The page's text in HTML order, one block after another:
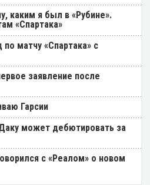
каким я был в «Рубине».
«Спартака»
матчу «Спартака» с
заявление после
Гарсии
может дебютировать за
с «Реалом» о новом